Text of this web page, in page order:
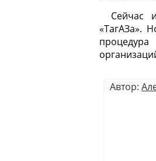
Сейчас
«ТагАЗа».
Автор: